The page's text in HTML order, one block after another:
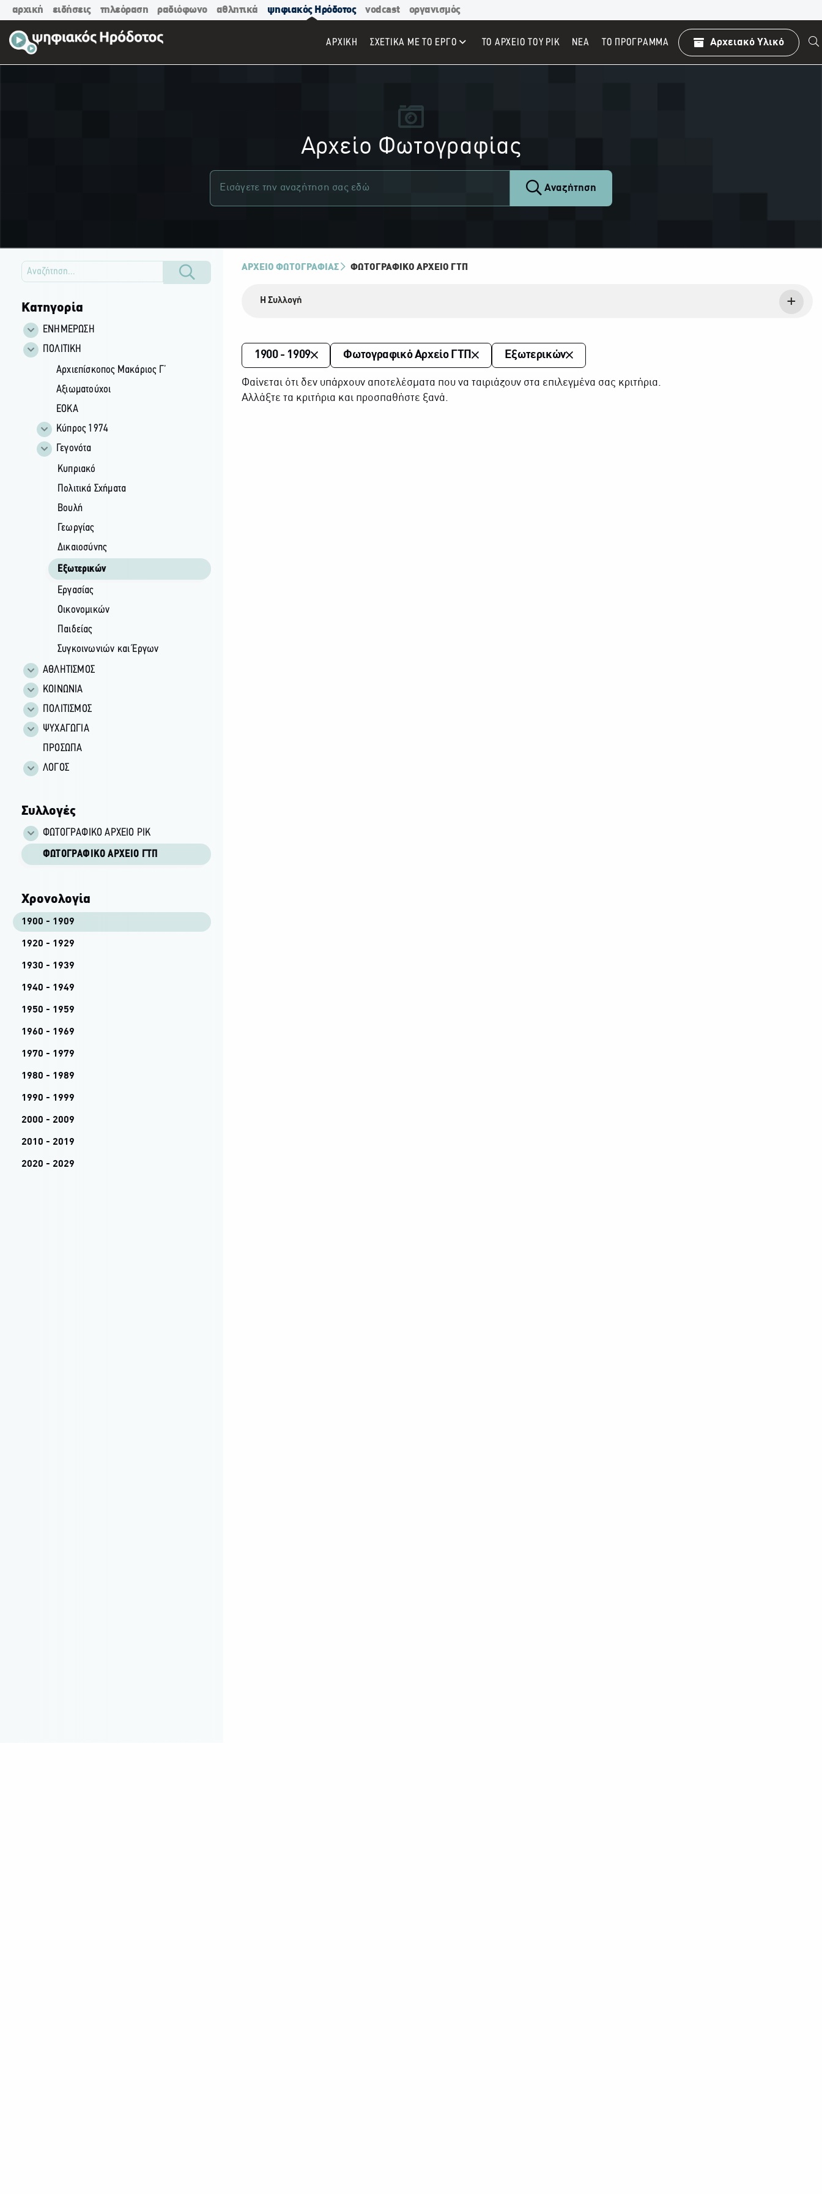
αρχική ειδήσεις τηλεόραση ραδιόφωνο αθλητικά ψηφιακός Ηρόδοτος vodcast οργανισμός
ΑΡΧΙΚΉ ΣΧΕΤΙΚΑ ΜΕ ΤΟ ΕΡΓΟ ΤΟ ΑΡΧΕΙΟ ΤΟΥ ΡΙΚ ΝΕΑ TO ΠΡΌΓΡΑΜΜΑ Αρχειακό Υλικό
Αρχείο Φωτογραφίας
Αναζήτηση
Κατηγορία
ΕΝΗΜΕΡΩΣΗ
ΠΟΛΙΤΙΚΗ
Αρχιεπίσκοπος Μακάριος Γ’
Αξιωματούχοι
ΕΟΚΑ
Κύπρος 1974
Γεγονότα
Κυπριακό
Πολιτικά Σχήματα
Βουλή
Γεωργίας
Δικαιοσύνης
Εξωτερικών
Εργασίας
Οικονομικών
Παιδείας
Συγκοινωνιών και Έργων
ΑΘΛΗΤΙΣΜΟΣ
ΚΟΙΝΩΝΙΑ
ΠΟΛΙΤΙΣΜΟΣ
ΨΥΧΑΓΩΓΙΑ
ΠΡΟΣΩΠΑ
ΛΟΓΟΣ
Συλλογές
ΦΩΤΟΓΡΑΦΙΚΌ ΑΡΧΕΊΟ ΡΙΚ
ΦΩΤΟΓΡΑΦΙΚΌ ΑΡΧΕΊΟ ΓΤΠ
Χρονολογία
1900 - 1909
1920 - 1929
1930 - 1939
1940 - 1949
1950 - 1959
1960 - 1969
1970 - 1979
1980 - 1989
1990 - 1999
2000 - 2009
2010 - 2019
2020 - 2029
ΑΡΧΕΙΟ ΦΩΤΟΓΡΑΦΙΑΣ ΦΩΤΟΓΡΑΦΙΚΌ ΑΡΧΕΊΟ ΓΤΠ
Η Συλλογή
1900 - 1909 Φωτογραφικό Αρχείο ΓΤΠ Εξωτερικών
Φαίνεται ότι δεν υπάρχουν αποτελέσματα που να ταιριάζουν στα επιλεγμένα σας κριτήρια.
Αλλάξτε τα κριτήρια και προσπαθήστε ξανά.